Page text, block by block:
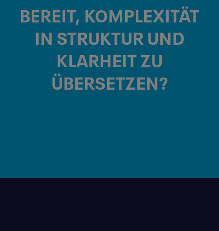
BEREIT, KOMPLEXITÄT
IN STRUKTUR UND
KLARHEITZU
ÜBERSETZEN?